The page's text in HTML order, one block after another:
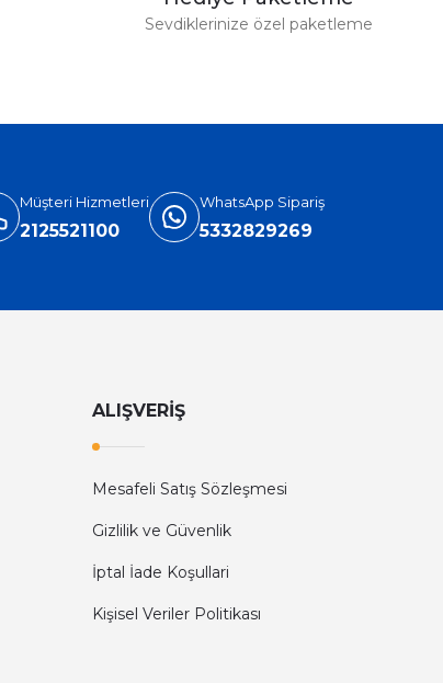
Sevdiklerinize özel paketleme
Müşteri Hizmetleri
2125521100
WhatsApp Sipariş
5332829269
ALIŞVERİŞ
Mesafeli Satış Sözleşmesi
Gizlilik ve Güvenlik
İptal İade Koşullari
Kişisel Veriler Politikası